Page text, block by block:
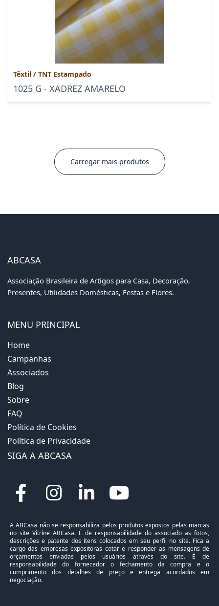
Têxtil / TNT Estampado
1025 G - XADREZ AMARELO
Carregar mais produtos
ABCASA
Associação Brasileira de Artigos para Casa, Decoração,
Presentes, Utilidades Domésticas, Festas e Flores.
MENU PRINCIPAL
Home
Campanhas
Associados
Blog
Sobre
FAQ
Política de Cookies
Política de Privacidade
SIGA A ABCASA
A ABCasa não se responsabiliza pelos produtos expostos pelas marcas
no site Vitrine ABCasa. É de responsabilidade do associado as fotos,
descrições e patente dos itens colocados em seu perfil no site. Fica a
cargo das empresas expositoras cotar e responder as mensagens de
orçamentos enviadas pelos usuários através do site. É de
responsabilidade do fornecedor o fechamento da compra e o
cumprimento dos detalhes de preço e entrega acordados em
negociação.